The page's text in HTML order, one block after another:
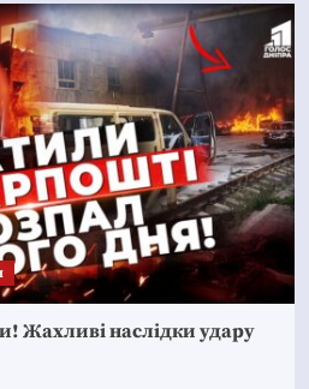
Жахливі наслідки удару